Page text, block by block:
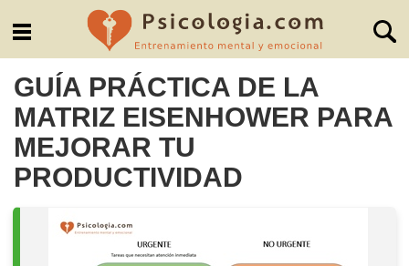
GUÍA PRÁCTICA DE LA
MATRIZ EISENHOWER PARA
MEJORAR TU
PRODUCTIVIDAD